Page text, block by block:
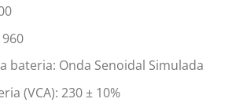
bateria: Onda Senoidal Simulada
(VCA): 230 ± 10%